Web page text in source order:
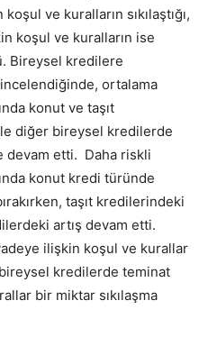
ve kuralların sıkılaştığı,
koşul ve kuralların ise
Bireysel kredilere
ortalama
konut ve taşıt
diğer bireysel kredilerde
devam etti. Daha riskli
konut kredi türünde
taşıt kredilerindeki
artış devam etti.
ilişkin koşul ve kurallar
kredilerde teminat
bir miktar sıkılaşma